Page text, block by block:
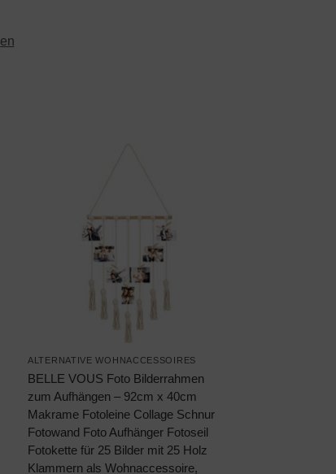
ALTERNATIVE WOHNACCESSOIRES
BELLE VOUS Foto Bilderrahmen
zum Aufhängen – 92cm x 40cm
Makrame Fotoleine Collage Schnur
Fotowand Foto Aufhänger Fotoseil
Fotokette für 25 Bilder mit 25 Holz
Klammern als Wohnaccessoire,